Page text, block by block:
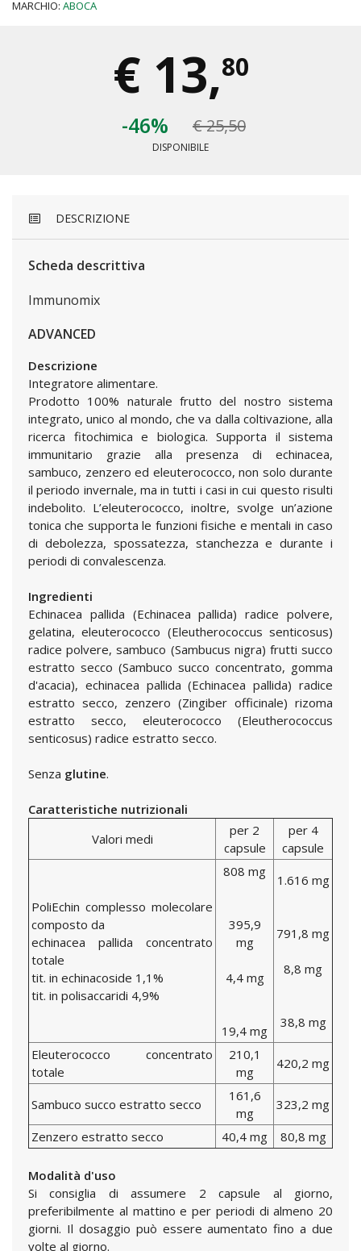
MARCHIO: ABOCA
€ 13,80
-46% € 25,50
DISPONIBILE
DESCRIZIONE
Scheda descrittiva
Immunomix
ADVANCED
Descrizione
Integratore alimentare.
Prodotto 100% naturale frutto del nostro sistema
integrato, unico al mondo, che va dalla coltivazione, alla
ricerca fitochimica e biologica. Supporta il sistema
immunitario grazie alla presenza di echinacea,
sambuco, zenzero ed eleuterococco, non solo durante
il periodo invernale, ma in tutti i casi in cui questo risulti
indebolito. L’eleuterococco, inoltre, svolge un’azione
tonica che supporta le funzioni fisiche e mentali in caso
di debolezza, spossatezza, stanchezza e durante i
periodi di convalescenza.
Ingredienti
Echinacea pallida (Echinacea pallida) radice polvere,
gelatina, eleuterococco (Eleutherococcus senticosus)
radice polvere, sambuco (Sambucus nigra) frutti succo
estratto secco (Sambuco succo concentrato, gomma
d'acacia), echinacea pallida (Echinacea pallida) radice
estratto secco, zenzero (Zingiber officinale) rizoma
estratto secco, eleuterococco (Eleutherococcus
senticosus) radice estratto secco.
Senza glutine.
Caratteristiche nutrizionali
Valori medi
per 2
capsule
per 4
capsule
PoliEchin complesso molecolare
composto da
echinacea pallida concentrato
totale
tit. in echinacoside 1,1%
tit. in polisaccaridi 4,9%
808 mg
395,9
mg
4,4 mg
19,4 mg
1.616 mg
791,8 mg
8,8 mg
38,8 mg
Eleuterococco concentrato
totale
210,1
mg
420,2 mg
Sambuco succo estratto secco
161,6
mg
323,2 mg
Zenzero estratto secco
40,4 mg 80,8 mg
Modalità d'uso
Si consiglia di assumere 2 capsule al giorno,
preferibilmente al mattino e per periodi di almeno 20
giorni. Il dosaggio può essere aumentato fino a due
volte al giorno.